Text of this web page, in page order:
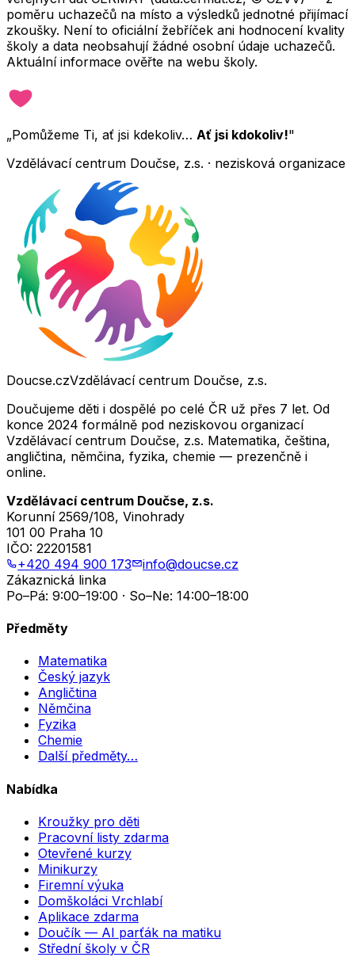
poměru uchazečů na místo a výsledků jednotné přijímací
zkoušky. Není to oficiální žebříček ani hodnocení kvality
školy a data neobsahují žádné osobní údaje uchazečů.
Aktuální informace ověřte na webu školy.
„Pomůžeme Ti, ať jsi kdekoliv… Ať jsi kdokoliv!"
Vzdělávací centrum Doučse, z.s. · nezisková organizace
Doucse.czVzdělávací centrum Doučse, z.s.
Doučujeme děti i dospělé po celé ČR už přes 7 let. Od
konce 2024 formálně pod neziskovou organizací
Vzdělávací centrum Doučse, z.s. Matematika, čeština,
angličtina, němčina, fyzika, chemie — prezenčně i
online.
Vzdělávací centrum Doučse, z.s.
Korunní 2569/108, Vinohrady
101 00 Praha 10
IČO: 22201581
+420 494 900 173
info@doucse.cz
Zákaznická linka
Po–Pá: 9:00–19:00 · So–Ne: 14:00–18:00
Předměty
Matematika
Český jazyk
Angličtina
Němčina
Fyzika
Chemie
Další předměty…
Nabídka
Kroužky pro děti
Pracovní listy zdarma
Otevřené kurzy
Minikurzy
Firemní výuka
Domškoláci Vrchlabí
Aplikace zdarma
Doučík — AI parťák na matiku
Střední školy v ČR